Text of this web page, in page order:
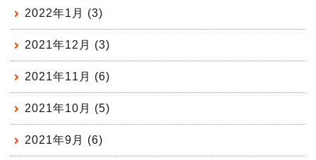
2022年1月 (3)
2021年12月 (3)
2021年11月 (6)
2021年10月 (5)
2021年9月 (6)